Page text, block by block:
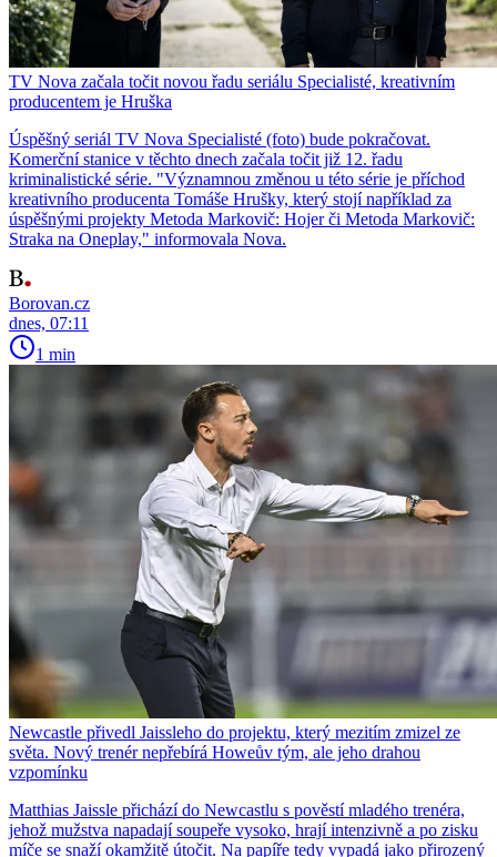
TV Nova začala točit novou řadu seriálu Specialisté, kreativním
producentem je Hruška
Úspěšný seriál TV Nova Specialisté (foto) bude pokračovat.
Komerční stanice v těchto dnech začala točit již 12. řadu
kriminalistické série. "Významnou změnou u této série je příchod
kreativního producenta Tomáše Hrušky, který stojí například za
úspěšnými projekty Metoda Markovič: Hojer či Metoda Markovič:
Straka na Oneplay," informovala Nova.
Borovan.cz
dnes, 07:11
1 min
Newcastle přivedl Jaissleho do projektu, který mezitím zmizel ze
světa. Nový trenér nepřebírá Howeův tým, ale jeho drahou
vzpomínku
Matthias Jaissle přichází do Newcastlu s pověstí mladého trenéra,
jehož mužstva napadají soupeře vysoko, hrají intenzivně a po zisku
míče se snaží okamžitě útočit. Na papíře tedy vypadá jako přirozený